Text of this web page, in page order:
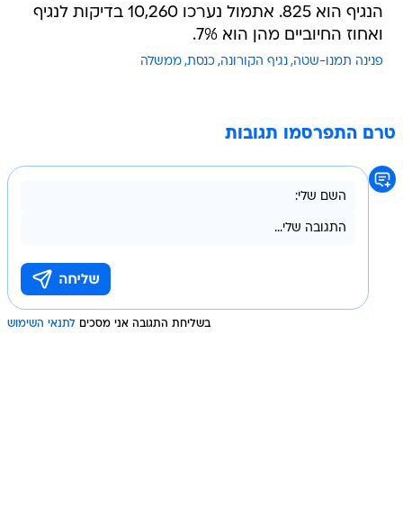
הנגיף הוא 825. אתמול נערכו 10,260 בדיקות לנגיף
ואחוז החיוביים מהן הוא 7%.
פנינה תמנו-שטה נגיף הקורונה כנסת ממשלה
טרם התפרסמו תגובות
בשליחת התגובה אני מסכים לתנאי השימוש